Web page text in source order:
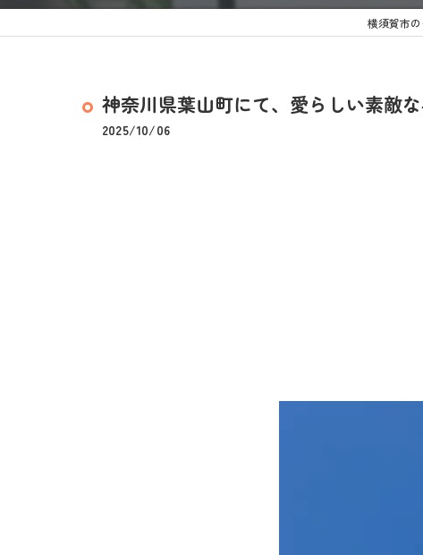
横須賀市
神奈川県葉山町にて、愛らしい素敵
2025/10/06